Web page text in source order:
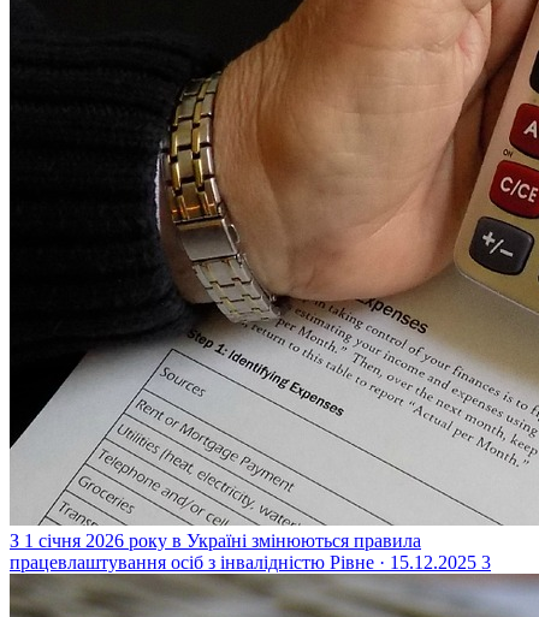
З 1 січня 2026 року в Україні змінюються правила
працевлаштування осіб з інвалідністю Рівне · 15.12.2025 3